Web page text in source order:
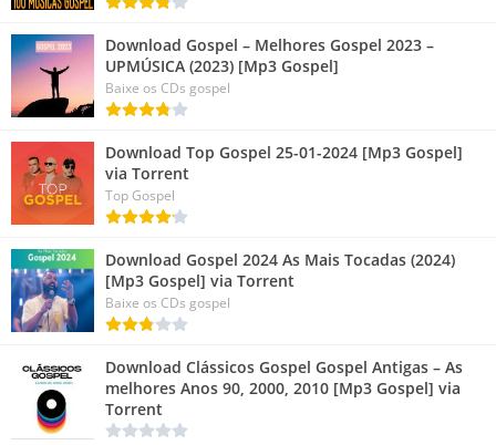
Download Gospel – Melhores Gospel 2023 –
UPMÚSICA (2023) [Mp3 Gospel]
Baixe os CDs gospel
Download Top Gospel 25-01-2024 [Mp3 Gospel]
via Torrent
Top Gospel
Download Gospel 2024 As Mais Tocadas (2024)
[Mp3 Gospel] via Torrent
Baixe os CDs gospel
Download Clássicos Gospel Gospel Antigas – As
melhores Anos 90, 2000, 2010 [Mp3 Gospel] via
Torrent